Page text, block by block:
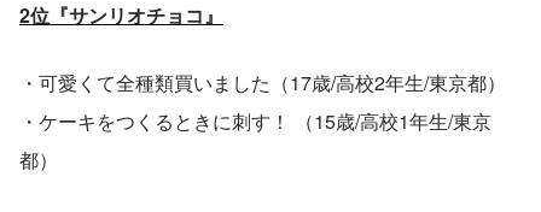
2位『サンリオチョコ』
・可愛くて全種類買いました（17歳/高校2年生/東京都）
・ケーキをつくるときに刺す！ （15歳/高校1年生/東京
都）